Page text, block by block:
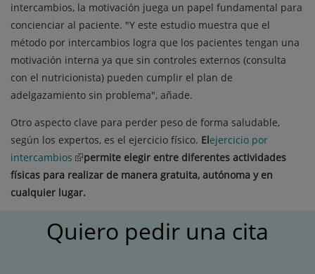
intercambios, la motivación juega un papel fundamental para
concienciar al paciente. "Y este estudio muestra que el
método por intercambios logra que los pacientes tengan una
motivación interna ya que sin controles externos (consulta
con el nutricionista) pueden cumplir el plan de
adelgazamiento sin problema", añade.
Otro aspecto clave para perder peso de forma saludable,
según los expertos, es el ejercicio físico. Elejercicio por
intercambios
permite elegir entre diferentes actividades
físicas para realizar de manera gratuita, autónoma y en
cualquier lugar.
Quiero pedir una cita